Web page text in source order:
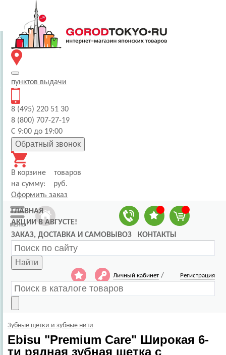
пунктов выдачи
8 (495) 220 51 30
8 (800) 707-27-19
С 9:00 до 19:00
Обратный звонок
В корзине
товаров
на сумму:
руб.
Оформить заказ
ГЛАВНАЯ
АКЦИИ В АВГУСТЕ!
ЗАКАЗ, ДОСТАВКА И САМОВЫВОЗ
КОНТАКТЫ
Найти
Личный кабинет / Регистрация
Зубные щётки и зубные нити
Ebisu "Premium Care" Широкая 6-
ти рядная зубная щетка с